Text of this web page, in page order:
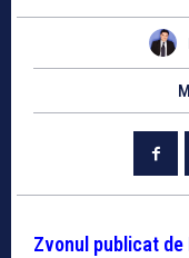
Zvonul publicat de